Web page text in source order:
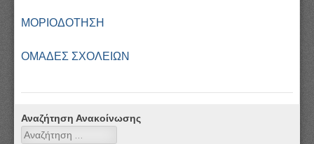
ΜΟΡΙΟΔΟΤΗΣΗ
ΟΜΑΔΕΣ ΣΧΟΛΕΙΩΝ
Αναζήτηση Ανακοίνωσης
Αναζήτηση